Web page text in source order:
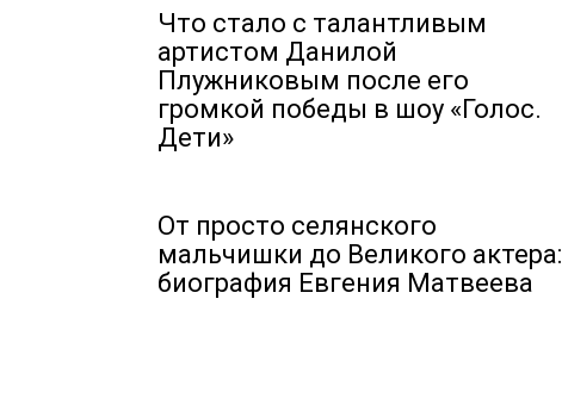
Что стало с талантливым
артистом Данилой
Плужниковым после его
громкой победы в шоу «Голос.
Дети»
От просто селянского
мальчишки до Великого актера:
биография Евгения Матвеева